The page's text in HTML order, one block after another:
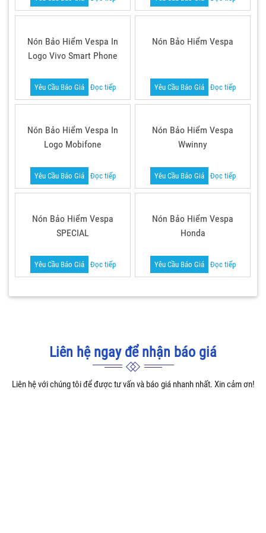
Nón Bảo Hiểm Vespa In
Logo Vivo Smart Phone
Yêu Cầu Báo Giá Đọc tiếp
Nón Bảo Hiểm Vespa
Yêu Cầu Báo Giá Đọc tiếp
Nón Bảo Hiểm Vespa In
Logo Mobifone
Yêu Cầu Báo Giá Đọc tiếp
Nón Bảo Hiểm Vespa
Wwinny
Yêu Cầu Báo Giá Đọc tiếp
Nón Bảo Hiểm Vespa
SPECIAL
Yêu Cầu Báo Giá Đọc tiếp
Nón Bảo Hiểm Vespa
Honda
Yêu Cầu Báo Giá Đọc tiếp
Liên hệ ngay để nhận báo giá
Liên hệ với chúng tôi để được tư vấn và báo giá nhanh nhất. Xin cảm ơn!